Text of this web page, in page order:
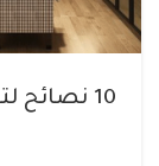
10 نصائح لتصميم دريسنج روم عملي وجميل